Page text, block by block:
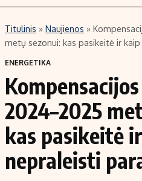
Turinys
Naujienos
Aplinka
Energetika
Ekonomika
Politika
NT ir statybos
Titulinis » Naujienos »
metų sezonui: kas pasikeitė ir
ENERGETIKA
2024–2025
kas pasikeitė
nepraleisti